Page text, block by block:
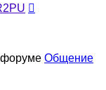
Общение